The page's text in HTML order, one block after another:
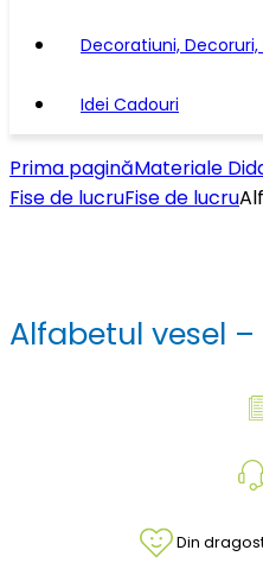
Decoratiuni,
Idei Cadouri
Prima paginăMateriale
Fise de lucruFise de lucru
Alfabetul vesel
Din